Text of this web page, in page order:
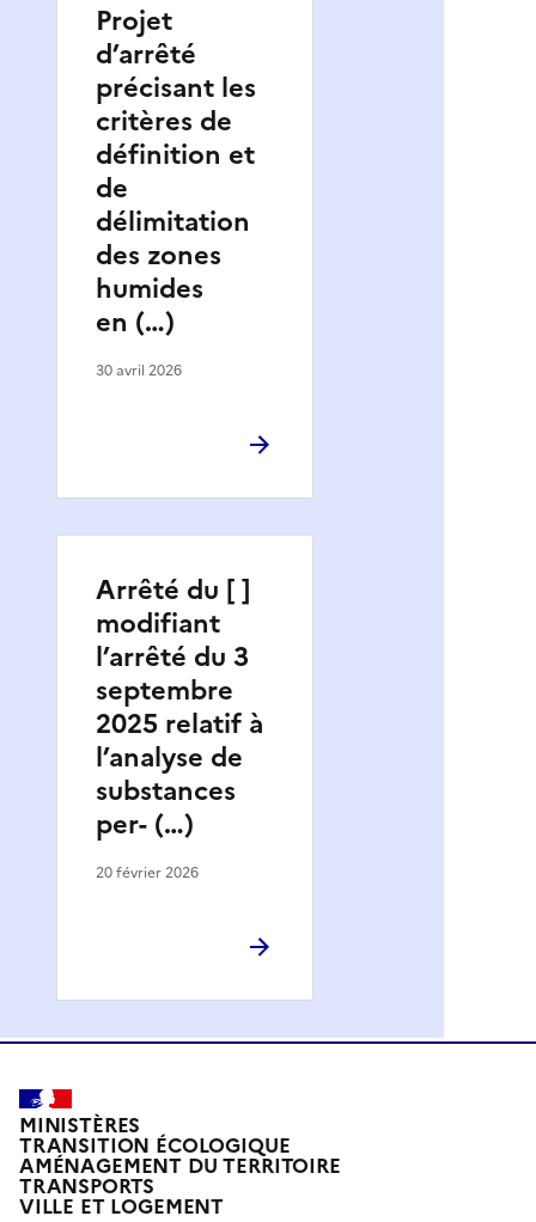
Projet
d’arrêté
précisant les
critères de
définition et
de
délimitation
des zones
humides
en (…)
30 avril 2026
Arrêté du [ ]
modifiant
l’arrêté du 3
septembre
2025 relatif à
l’analyse de
substances
per- (…)
20 février 2026
MINISTÈRES
TRANSITION ÉCOLOGIQUE
AMÉNAGEMENT DU TERRITOIRE
TRANSPORTS
VILLE ET LOGEMENT